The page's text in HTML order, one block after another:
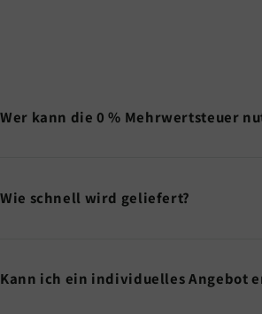
Wer kann die 0 % Mehrwertsteuer
Wie schnell wird geliefert?
Kann ich ein individuelles Angebot